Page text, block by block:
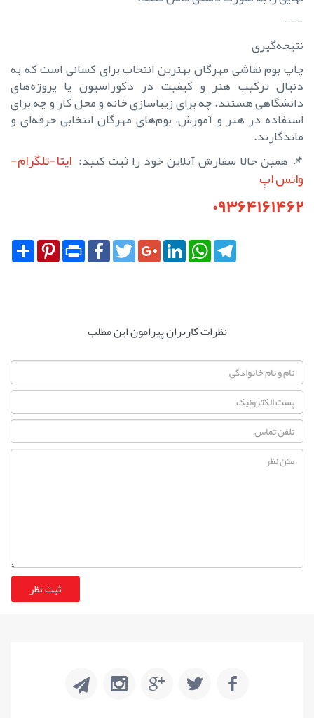
---
نتیجه‌گیری
چاپ بوم نقاشی مهرگان بهترین انتخاب برای کسانی است که به
دنبال ترکیب هنر و کیفیت در دکوراسیون یا پروژه‌های
دانشگاهی هستند. چه برای زیباسازی خانه و محل کار و چه برای
استفاده در هنر و آموزش، بوم‌های مهرگان انتخابی حرفه‌ای و
ماندگارند.
📌 همین حالا سفارش آنلاین خود را ثبت کنید: ایتا-تلگرام-
واتس اپ
09364161462
Share
Pinterest Print
FacebookTwitterGoogle+LinkedIn
WhatsAppTelegram
نظرات کاربران پیرامون این مطلب